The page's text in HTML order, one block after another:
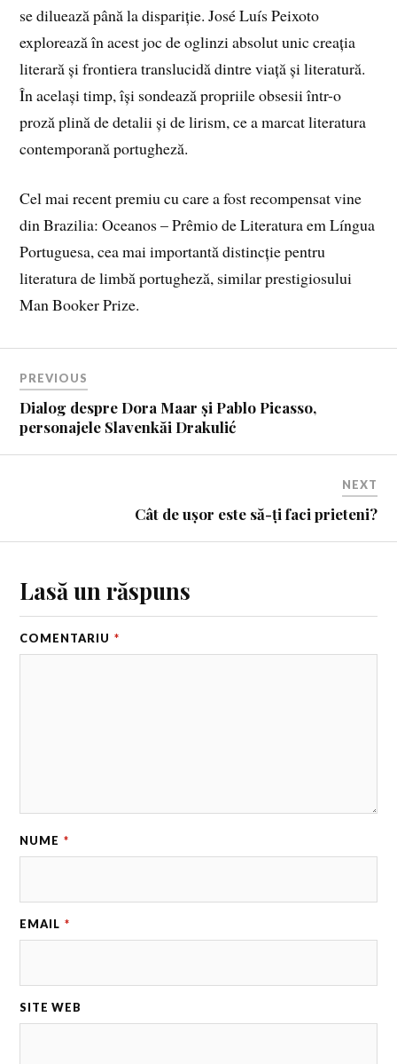
se diluează până la dispariție. José Luís Peixoto
explorează în acest joc de oglinzi absolut unic creația
literară și frontiera translucidă dintre viață și literatură.
În același timp, își sondează propriile obsesii într-o
proză plină de detalii și de lirism, ce a marcat literatura
contemporană portugheză.
Cel mai recent premiu cu care a fost recompensat vine
din Brazilia: Oceanos – Prêmio de Literatura em Língua
Portuguesa, cea mai importantă distincţie pentru
literatura de limbă portugheză, similar prestigiosului
Man Booker Prize.
PREVIOUS
Dialog despre Dora Maar și Pablo Picasso,
personajele Slavenkăi Drakulić
NEXT
Cât de ușor este să-ți faci prieteni?
Lasă un răspuns
COMENTARIU *
NUME *
EMAIL *
SITE WEB